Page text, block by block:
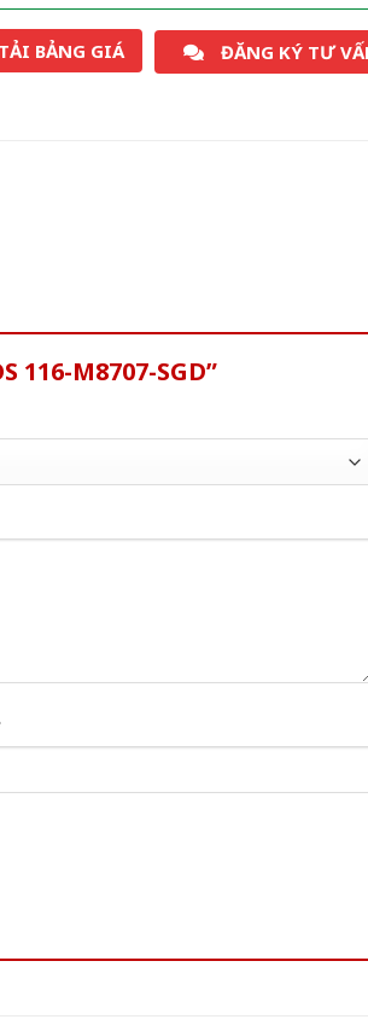
TẢI BẢNG GIÁ ĐĂNG KÝ TƯ
M8707-SGD”